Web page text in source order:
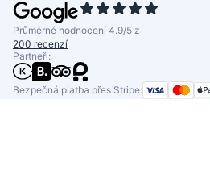
Průměrné hodnocení 4.9/5 z
200 recenzí
Partneři:
Bezpečná platba přes Stripe: